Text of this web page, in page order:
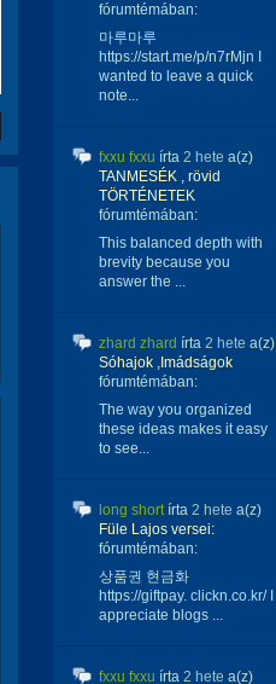
fórumtémában:
마루마루
https://start.me/p/n7rMjn I
wanted to leave a quick
note...
fxxu fxxu írta 2 hete a(z)
TANMESÉK , rövid
TÖRTÉNETEK
fórumtémában:
This balanced depth with
brevity because you
answer the ...
zhard zhard írta 2 hete a(z)
Sóhajok ,Imádságok
fórumtémában:
The way you organized
these ideas makes it easy
to see...
long shortírta 2 hete a(z)
Füle Lajos versei:
fórumtémában:
상품권 현금화
https://giftpay. clickn.co.kr/ I
appreciate blogs ...
fxxu fxxu írta 2 hete a(z)